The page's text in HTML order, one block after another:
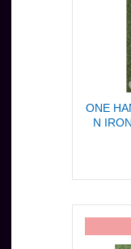
ONE
N